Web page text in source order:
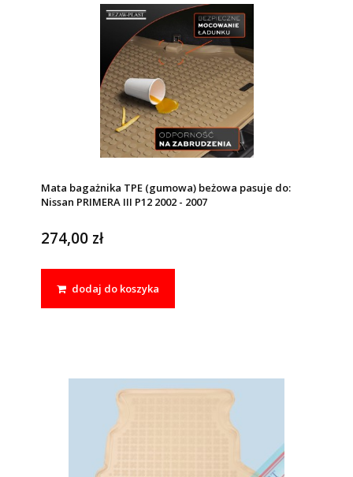
Mata bagażnika TPE (gumowa) beżowa pasuje do:
Nissan PRIMERA III P12 2002 - 2007
274,00 zł
dodaj do koszyka